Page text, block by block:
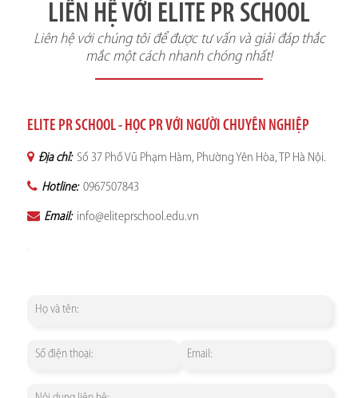
LIÊN HỆ VỚI ELITE PR SCHOOL
Liên hệ với chúng tôi để được tư vấn và giải đáp thắc
mắc một cách nhanh chóng nhất!
ELITE PR SCHOOL - HỌC PR VỚI NGƯỜI CHUYÊN NGHIỆP
Địa chỉ: Số 37 Phố Vũ Phạm Hàm, Phường Yên Hòa, TP Hà Nội.
Hotline: 0967507843
Email: info@eliteprschool.edu.vn